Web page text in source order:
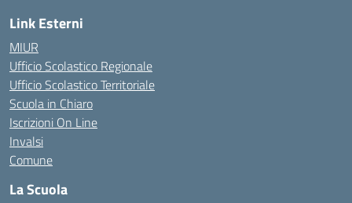
Link Esterni
MIUR
Ufficio Scolastico Regionale
Ufficio Scolastico Territoriale
Scuola in Chiaro
Iscrizioni On Line
Invalsi
Comune
La Scuola